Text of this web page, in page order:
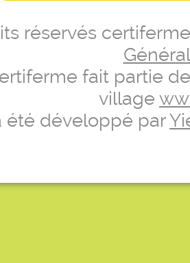
réservés
fait partie
village
été développé par